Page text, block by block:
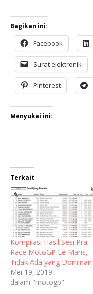
Bagikan ini:
Facebook
Surat elektronik
Pinterest
Menyukai ini:
Terkait
Kompilasi Hasil Sesi Pra-
Race MotoGP Le Mans,
Tidak Ada yang Dominan
Mei 19, 2019
dalam "motogp"